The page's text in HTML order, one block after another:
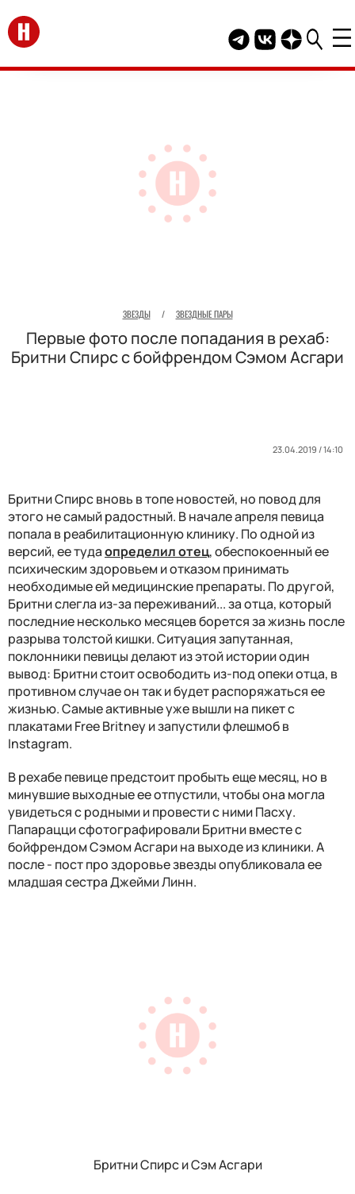
Перейти на главную
Telegram канал
Группа HELLO
Канал
ЗВЕЗДЫ / ЗВЕЗДНЫЕ ПАРЫ
Первые фото после попадания в рехаб:
Бритни Спирс с бойфрендом Сэмом Асгари
23.04.2019 / 14:10
Бритни Спирс вновь в топе новостей, но повод для
этого не самый радостный. В начале апреля певица
попала в реабилитационную клинику. По одной из
версий, ее тудаопределил отец, обеспокоенный ее
психическим здоровьем и отказом принимать
необходимые ей медицинские препараты. По другой,
Бритни слегла из-за переживаний... за отца, который
последние несколько месяцев борется за жизнь после
разрыва толстой кишки. Ситуация запутанная,
поклонники певицы делают из этой истории один
вывод: Бритни стоит освободить из-под опеки отца, в
противном случае он так и будет распоряжаться ее
жизнью. Самые активные уже вышли на пикет с
плакатами Free Britney и запустили флешмоб в
Instagram.
В рехабе певице предстоит пробыть еще месяц, но в
минувшие выходные ее отпустили, чтобы она могла
увидеться с родными и провести с ними Пасху.
Папарацци сфотографировали Бритни вместе с
бойфрендом Сэмом Асгари на выходе из клиники. А
после - пост про здоровье звезды опубликовала ее
младшая сестра Джейми Линн.
Бритни Спирс и Сэм Асгари